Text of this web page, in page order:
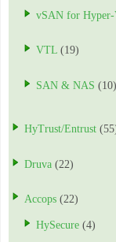
vSAN for
VTL (19)
SAN & NAS (10)
HyTrust/Entrust
Druva (22)
Accops (22)
HySecure (4)